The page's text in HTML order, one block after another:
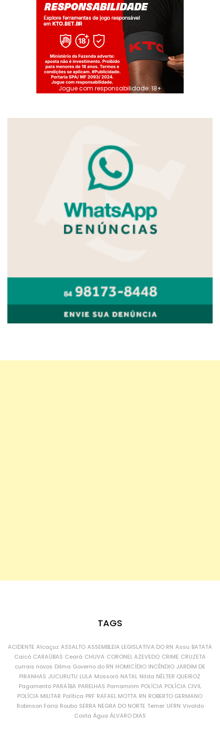
Jogue com responsabilidade. 18+
TAGS
ACIDENTE Alcaçuz ASSALTO ASSEMBLEIA LEGISLATIVA DO RN Assu BATATA
Caicó CARAÚBAS Ceará CHUVA CORONEL AZEVEDO CRIME CRUZETA
currais novos Dilma Governo do RN HOMICÍDIO INCÊNDIO JARDIM DE
PIRANHAS JUCURUTU LULA Mossoró NATAL Nilda NÉLTER QUEIROZ
Pagamento PARAÍBA PARELHAS Parnamirim POLÍCIA POLÍCIA CIVIL
POLÍCIA MILITAR Política PRF RAFAEL MOTTA RN ROBERTO GERMANO
Robinson Faria Roubo SERRA NEGRA DO NORTE Temer UFRN Vivaldo
Costa Água ÁLVARO DIAS